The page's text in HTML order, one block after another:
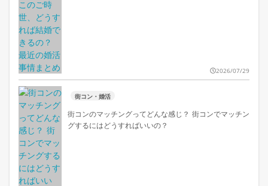
2026/07/29
街コン・婚活
街コンのマッチングってどんな感じ？ 街コンでマッチン
グするにはどうすればいいの？